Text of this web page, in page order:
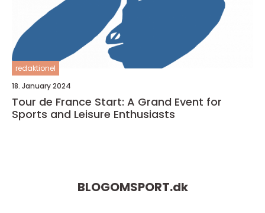
redaktionel
18. January 2024
Tour de France Start: A Grand Event for
Sports and Leisure Enthusiasts
BLOGOMSPORT.dk